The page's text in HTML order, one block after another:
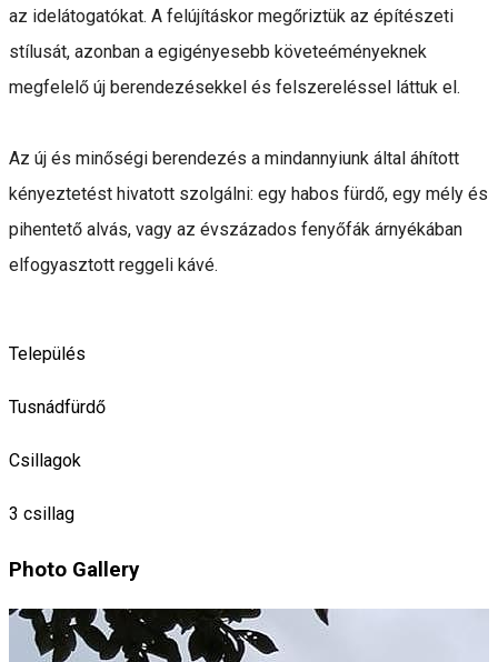
az idelátogatókat. A felújításkor megőriztük az építészeti
stílusát, azonban a egigényesebb követeéményeknek
megfelelő új berendezésekkel és felszereléssel láttuk el.
Az új és minőségi berendezés a mindannyiunk által áhított
kényeztetést hivatott szolgálni: egy habos fürdő, egy mély és
pihentető alvás, vagy az évszázados fenyőfák árnyékában
elfogyasztott reggeli kávé.
Település
Tusnádfürdő
Csillagok
3 csillag
Photo Gallery